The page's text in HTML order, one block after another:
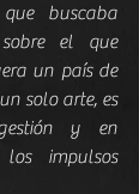
buscaba
el que
un país de
solo arte, es
y en
impulsos